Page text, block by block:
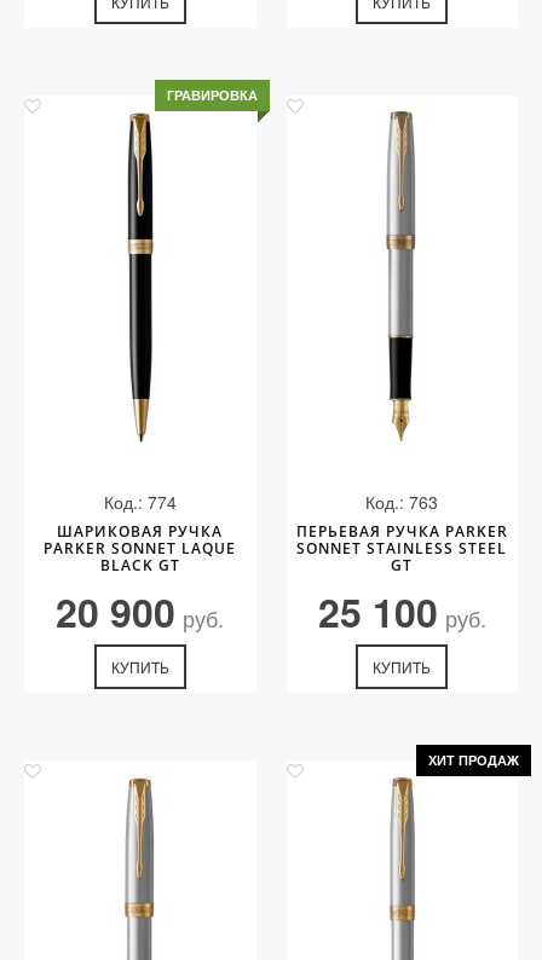
ГРАВИРОВКА
Код.: 774
ШАРИКОВАЯ РУЧКА
PARKER SONNET LAQUE
BLACK GT
20 900 руб.
КУПИТЬ
Код.: 763
ПЕРЬЕВАЯ РУЧКА PARKER
SONNET STAINLESS STEEL
GT
25 100 руб.
КУПИТЬ
ХИТ ПРОДАЖ